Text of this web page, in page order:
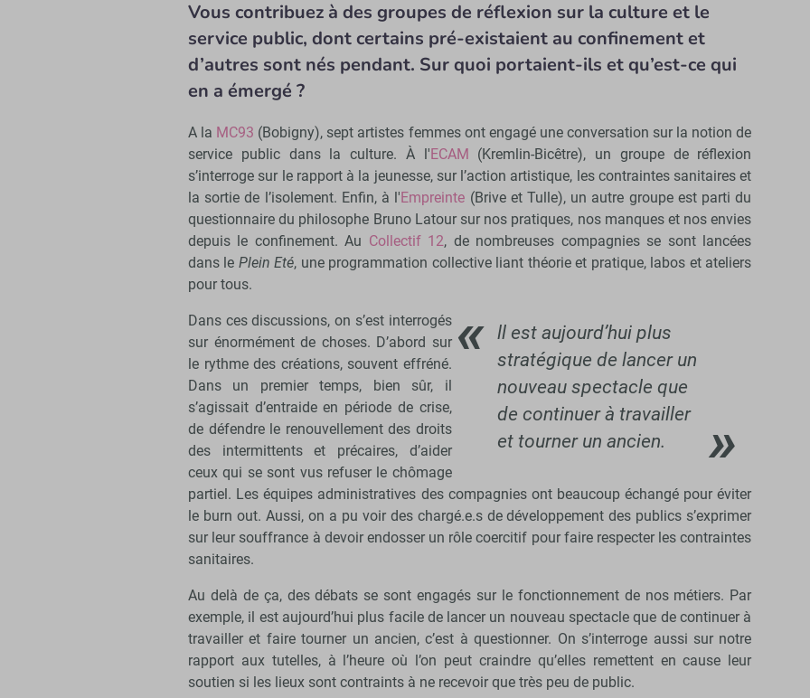
Vous contribuez à des groupes de réflexion sur la culture et le
service public, dont certains pré-existaient au confinement et
d’autres sont nés pendant. Sur quoi portaient-ils et qu’est-ce qui
en a émergé ?
A la MC93 (Bobigny), sept artistes femmes ont engagé une conversation sur la notion de
service public dans la culture. À l'ECAM (Kremlin-Bicêtre), un groupe de réflexion
s’interroge sur le rapport à la jeunesse, sur l’action artistique, les contraintes sanitaires et
la sortie de l’isolement. Enfin, à l'Empreinte (Brive et Tulle), un autre groupe est parti du
questionnaire du philosophe Bruno Latour sur nos pratiques, nos manques et nos envies
depuis le confinement. Au Collectif 12, de nombreuses compagnies se sont lancées
dans le Plein Eté, une programmation collective liant théorie et pratique, labos et ateliers
pour tous.
ll est aujourd’hui plus
stratégique de lancer un
nouveau spectacle que
de continuer à travailler
et tourner un ancien.
Dans ces discussions, on s’est interrogés
sur énormément de choses. D’abord sur
le rythme des créations, souvent effréné.
Dans un premier temps, bien sûr, il
s’agissait d’entraide en période de crise,
de défendre le renouvellement des droits
des intermittents et précaires, d’aider
ceux qui se sont vus refuser le chômage
partiel. Les équipes administratives des compagnies ont beaucoup échangé pour éviter
le burn out. Aussi, on a pu voir des chargé.e.s de développement des publics s’exprimer
sur leur souffrance à devoir endosser un rôle coercitif pour faire respecter les contraintes
sanitaires.
Au delà de ça, des débats se sont engagés sur le fonctionnement de nos métiers. Par
exemple, il est aujourd’hui plus facile de lancer un nouveau spectacle que de continuer à
travailler et faire tourner un ancien, c’est à questionner. On s’interroge aussi sur notre
rapport aux tutelles, à l’heure où l’on peut craindre qu’elles remettent en cause leur
soutien si les lieux sont contraints à ne recevoir que très peu de public.